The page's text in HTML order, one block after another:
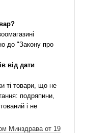
до "Закону про
від дати
ті товари, що не
подряпини,
і не
Минздрава от 19